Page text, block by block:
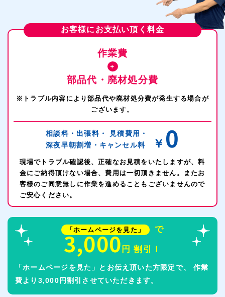
お客様にお支払い頂く料金
作業費
＋
部品代・廃材処分費
※トラブル内容により部品代や廃材処分費が発生する場合が
ございます。
相談料・出張料・
見積費用・
深夜早朝割増・ キャンセル料 ￥ 0
現場でトラブル確認後、正確なお見積をいたしますが、料
金にご納得頂けない場合、費用は一切頂きません。またお
客様のご同意無しに作業を進めることもございませんので
ご安心ください。
「ホームページを見た」 で
3,000 円 割引！
「ホームページを見た」とお伝え頂いた方限定で、
作業
費より3,000円割引させていただきます。